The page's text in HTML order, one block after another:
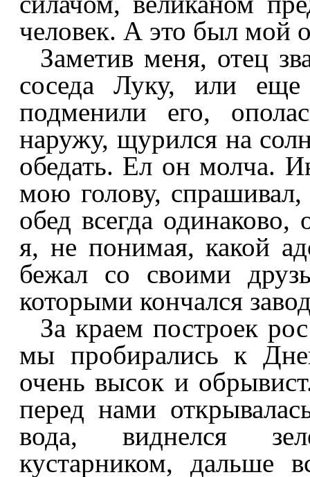
человек. А это был мой
Заметив меня, отец
соседа Луку, или
подменили его,
наружу, щурился на
обедать. Ел он молча.
мою голову,
обед всегда
я, не понимая, какой
бежал со своими
которыми кончался
За краем построек
мы пробирались к
очень высок и
перед нами
вода, виднелся
кустарником, дальше